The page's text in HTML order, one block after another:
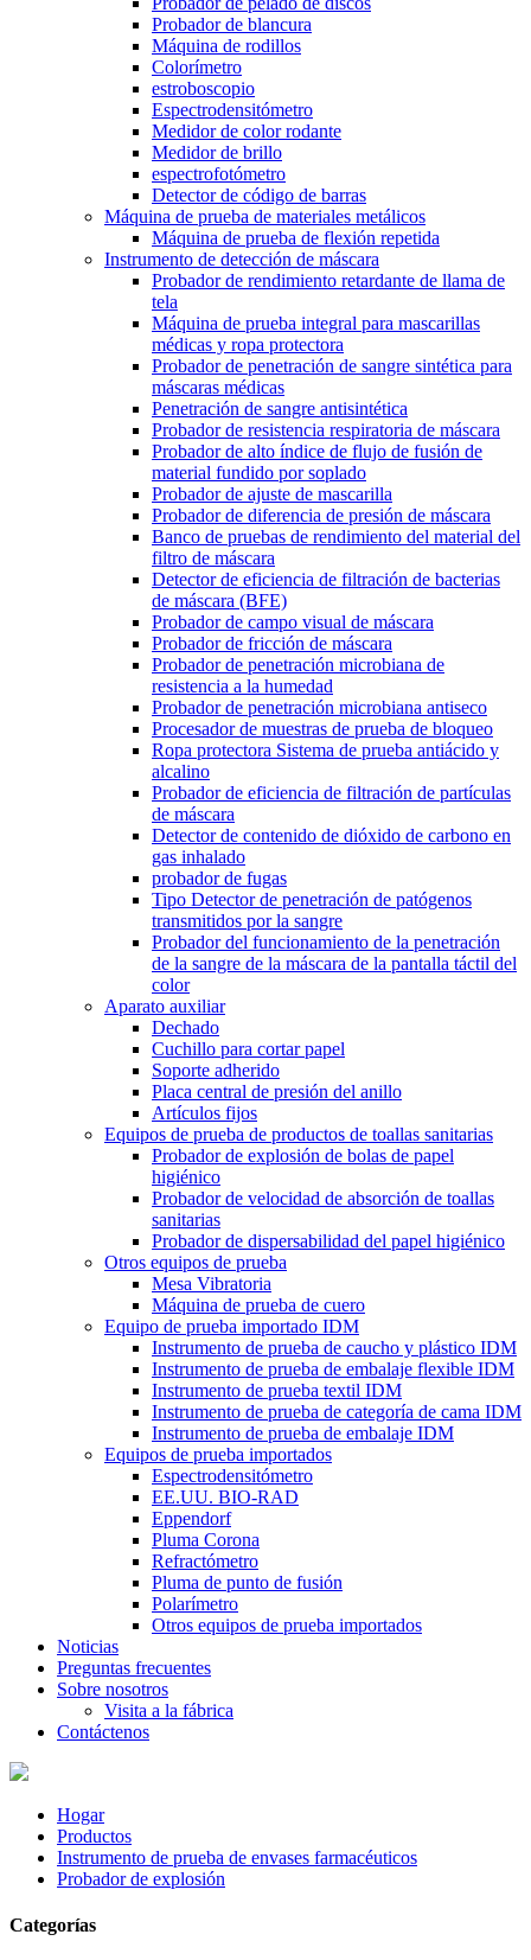
Probador de blancura
Máquina de rodillos
Colorímetro
estroboscopio
Espectrodensitómetro
Medidor de color rodante
Medidor de brillo
espectrofotómetro
Detector de código de barras
Máquina de prueba de materiales metálicos
Máquina de prueba de flexión repetida
Instrumento de detección de máscara
Probador de rendimiento retardante de llama de
tela
Máquina de prueba integral para mascarillas
médicas y ropa protectora
Probador de penetración de sangre sintética para
máscaras médicas
Penetración de sangre antisintética
Probador de resistencia respiratoria de máscara
Probador de alto índice de flujo de fusión de
material fundido por soplado
Probador de ajuste de mascarilla
Probador de diferencia de presión de máscara
Banco de pruebas de rendimiento del material del
filtro de máscara
Detector de eficiencia de filtración de bacterias
de máscara (BFE)
Probador de campo visual de máscara
Probador de fricción de máscara
Probador de penetración microbiana de
resistencia a la humedad
Probador de penetración microbiana antiseco
Procesador de muestras de prueba de bloqueo
Ropa protectora Sistema de prueba antiácido y
alcalino
Probador de eficiencia de filtración de partículas
de máscara
Detector de contenido de dióxido de carbono en
gas inhalado
probador de fugas
Tipo Detector de penetración de patógenos
transmitidos por la sangre
Probador del funcionamiento de la penetración
de la sangre de la máscara de la pantalla táctil del
color
Aparato auxiliar
Dechado
Cuchillo para cortar papel
Soporte adherido
Placa central de presión del anillo
Artículos fijos
Equipos de prueba de productos de toallas sanitarias
Probador de explosión de bolas de papel
higiénico
Probador de velocidad de absorción de toallas
sanitarias
Probador de dispersabilidad del papel higiénico
Otros equipos de prueba
Mesa Vibratoria
Máquina de prueba de cuero
Equipo de prueba importado IDM
Instrumento de prueba de caucho y plástico IDM
Instrumento de prueba de embalaje flexible IDM
Instrumento de prueba textil IDM
Instrumento de prueba de categoría de cama IDM
Instrumento de prueba de embalaje IDM
Equipos de prueba importados
Espectrodensitómetro
EE.UU. BIO-RAD
Eppendorf
Pluma Corona
Refractómetro
Pluma de punto de fusión
Polarímetro
Otros equipos de prueba importados
Noticias
Preguntas frecuentes
Sobre nosotros
Visita a la fábrica
Contáctenos
Hogar
Productos
Instrumento de prueba de envases farmacéuticos
Probador de explosión
Categorías